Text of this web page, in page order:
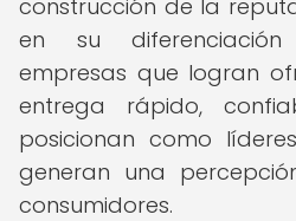
construcción de la
en su diferenciación
empresas que logran
entrega rápido,
posicionan como
generan una
consumidores.